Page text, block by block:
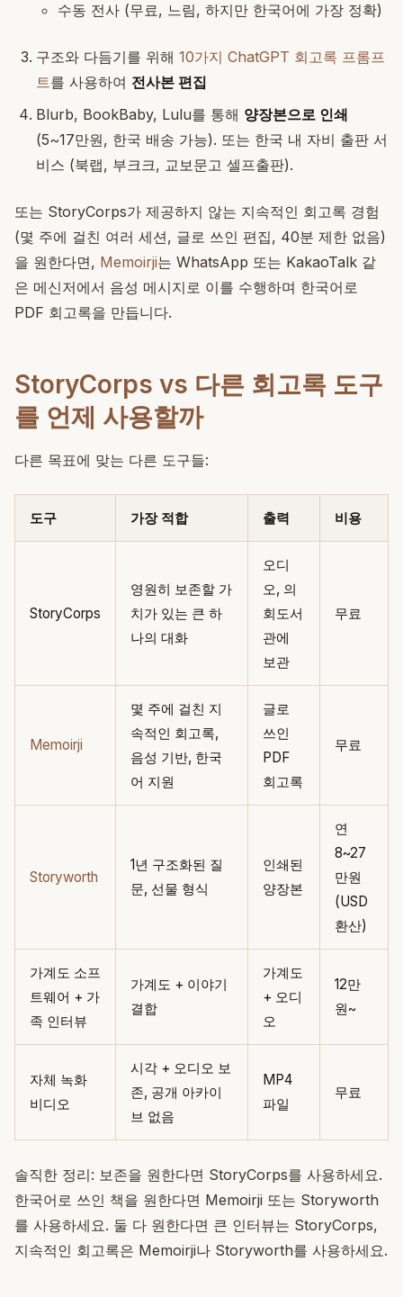
수동 전사 (무료, 느림, 하지만 한국어에 가장 정확)
구조와 다듬기를 위해 10가지 ChatGPT 회고록 프롬프
트를 사용하여 전사본 편집
Blurb, BookBaby, Lulu를 통해 양장본으로 인쇄
(5~17만원, 한국 배송 가능). 또는 한국 내 자비 출판 서
비스 (북랩, 부크크, 교보문고 셀프출판).
또는 StoryCorps가 제공하지 않는 지속적인 회고록 경험
(몇 주에 걸친 여러 세션, 글로 쓰인 편집, 40분 제한 없음)
을 원한다면, Memoirji는 WhatsApp 또는 KakaoTalk 같
은 메신저에서 음성 메시지로 이를 수행하며 한국어로
PDF 회고록을 만듭니다.
StoryCorps vs 다른 회고록 도구
를 언제 사용할까
다른 목표에 맞는 다른 도구들:
도구 가장 적합 출력 비용
StoryCorps
영원히 보존할 가
치가 있는 큰 하
나의 대화
오디
오, 의
회도서
관에
보관
무료
Memoirji
몇 주에 걸친 지
속적인 회고록,
음성 기반, 한국
어 지원
글로
쓰인
PDF
회고록
무료
Storyworth
1년 구조화된 질
문, 선물 형식
인쇄된
양장본
연
8~27
만원
(USD
환산)
가계도 소프
트웨어 + 가
족 인터뷰
가계도 + 이야기
결합
가계도
+ 오디
오
12만
원~
자체 녹화
비디오
시각 + 오디오 보
존, 공개 아카이
브 없음
MP4
파일
무료
솔직한 정리: 보존을 원한다면 StoryCorps를 사용하세요.
한국어로 쓰인 책을 원한다면 Memoirji 또는 Storyworth
를 사용하세요. 둘 다 원한다면 큰 인터뷰는 StoryCorps,
지속적인 회고록은 Memoirji나 Storyworth를 사용하세요.